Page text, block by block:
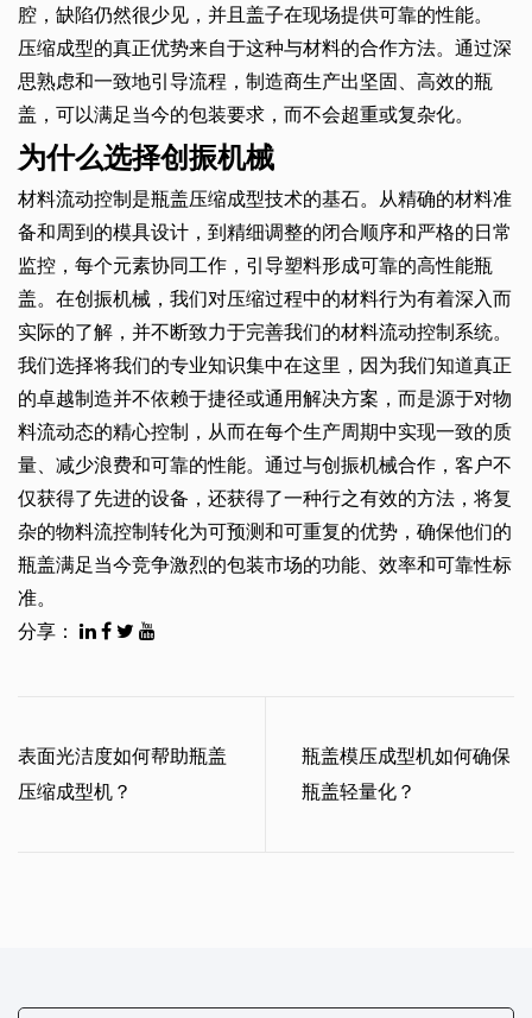
腔，缺陷仍然很少见，并且盖子在现场提供可靠的性能。
压缩成型的真正优势来自于这种与材料的合作方法。通过深
思熟虑和一致地引导流程，制造商生产出坚固、高效的瓶
盖，可以满足当今的包装要求，而不会超重或复杂化。
为什么选择创振机械
材料流动控制是瓶盖压缩成型技术的基石。从精确的材料准
备和周到的模具设计，到精细调整的闭合顺序和严格的日常
监控，每个元素协同工作，引导塑料形成可靠的高性能瓶
盖。在创振机械，我们对压缩过程中的材料行为有着深入而
实际的了解，并不断致力于完善我们的材料流动控制系统。
我们选择将我们的专业知识集中在这里，因为我们知道真正
的卓越制造并不依赖于捷径或通用解决方案，而是源于对物
料流动态的精心控制，从而在每个生产周期中实现一致的质
量、减少浪费和可靠的性能。通过与创振机械合作，客户不
仅获得了先进的设备，还获得了一种行之有效的方法，将复
杂的物料流控制转化为可预测和可重复的优势，确保他们的
瓶盖满足当今竞争激烈的包装市场的功能、效率和可靠性标
准。
分享：
表面光洁度如何帮助瓶盖
压缩成型机？
瓶盖模压成型机如何确保
瓶盖轻量化？